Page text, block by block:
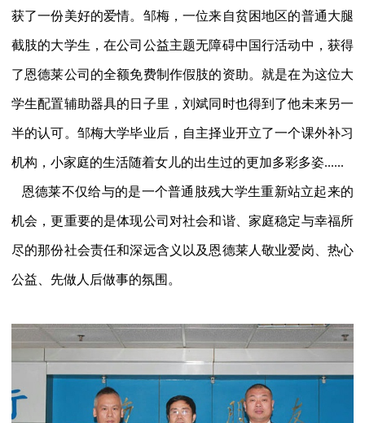
获了一份美好的爱情。邹梅，一位来自贫困地区的普通大腿
截肢的大学生，在公司公益主题无障碍中国行活动中，获得
了恩德莱公司的全额免费制作假肢的资助。就是在为这位大
学生配置辅助器具的日子里，刘斌同时也得到了他未来另一
半的认可。邹梅大学毕业后，自主择业开立了一个课外补习
机构，小家庭的生活随着女儿的出生过的更加多彩多姿......
恩德莱不仅给与的是一个普通肢残大学生重新站立起来的
机会，更重要的是体现公司对社会和谐、家庭稳定与幸福所
尽的那份社会责任和深远含义以及恩德莱人敬业爱岗、热心
公益、先做人后做事的氛围。